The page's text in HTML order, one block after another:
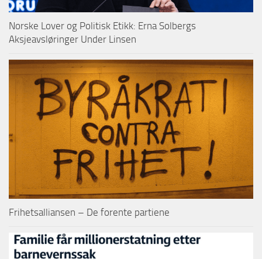
Norske Lover og Politisk Etikk: Erna Solbergs
Aksjeavsløringer Under Linsen
Frihetsalliansen – De forente partiene